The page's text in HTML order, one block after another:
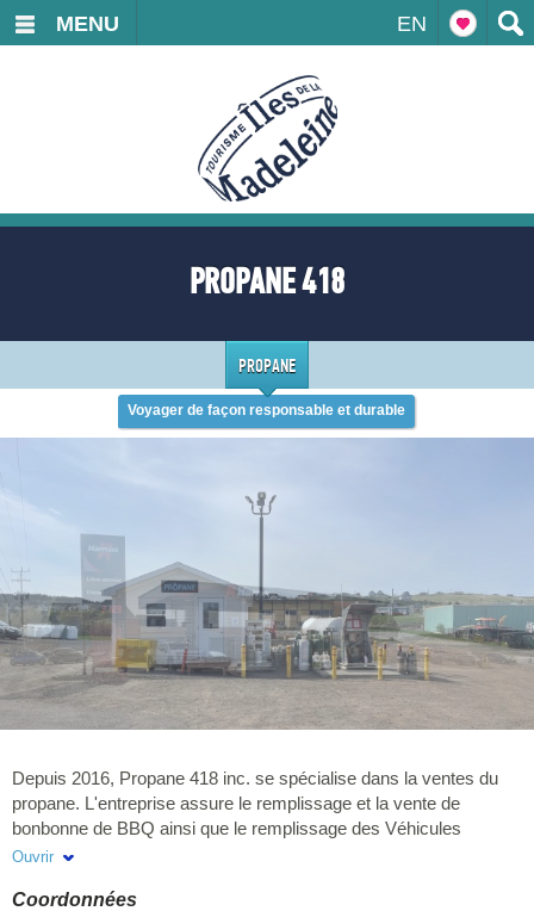
EN
MENU
PROPANE 418
PROPANE
Voyager de façon responsable et durable
Depuis 2016, Propane 418 inc. se spécialise dans la ventes du
propane. L'entreprise assure le remplissage et la vente de
bonbonne de BBQ ainsi que le remplissage des Véhicules
Récréatifs. Son site de distribution est situé au Dépanneur du
Ouvrir
Coordonnées